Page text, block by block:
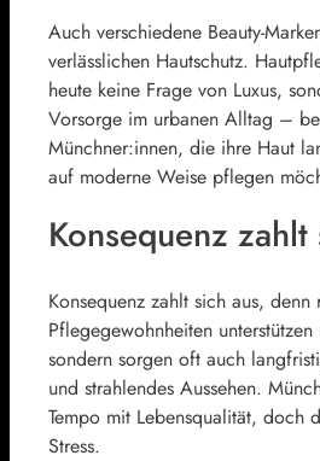
Auch verschiedene Beauty-
verlässlichen Hautschutz.
heute keine Frage von Luxus,
Vorsorge im urbanen Alltag –
Münchner:innen, die ihre Haut
auf moderne Weise pflegen
Konsequenz
Konsequenz zahlt sich aus,
Pflegegewohnheiten
sondern sorgen oft auch
und strahlendes Aussehen.
Tempo mit Lebensqualität, doch
Stress.